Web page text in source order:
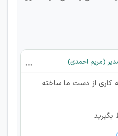
(مریم احمدی)
کاری از دست ما ساخته
بگیرید